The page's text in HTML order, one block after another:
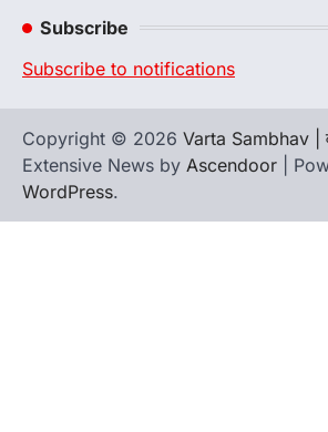
Subscribe
Subscribe to notifications
Copyright © 2026 Varta Sambhav |
Extensive News by Ascendoor |
WordPress.